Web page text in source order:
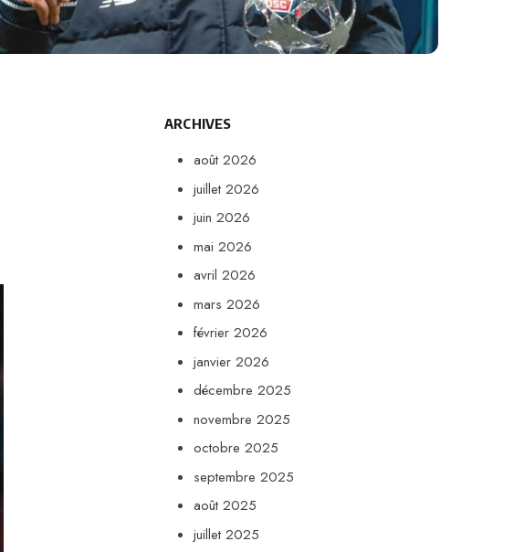
ARCHIVES
août 2026
juillet 2026
juin 2026
mai 2026
avril 2026
mars 2026
février 2026
janvier 2026
décembre 2025
novembre 2025
octobre 2025
septembre 2025
août 2025
juillet 2025